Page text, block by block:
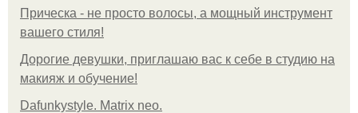
Прическа - не просто волосы, а мощный инструмент
вашего стиля!
Дорогие девушки, приглашаю вас к себе в студию на
макияж и обучение!
Dafunkystyle. Matrix neo.